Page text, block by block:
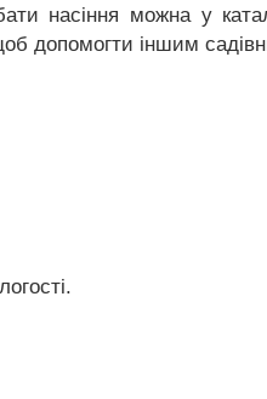
насіння можна у
допомогти іншим